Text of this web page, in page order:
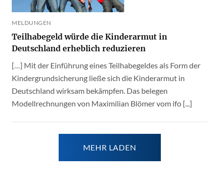
MELDUNGEN
Teilhabegeld würde die Kinderarmut in
Deutschland erheblich reduzieren
[…] Mit der Einführung eines Teilhabegeldes als Form der
Kindergrundsicherung ließe sich die Kinderarmut in
Deutschland wirksam bekämpfen. Das belegen
Modellrechnungen von Maximilian Blömer vom ifo [...]
MEHR LADEN